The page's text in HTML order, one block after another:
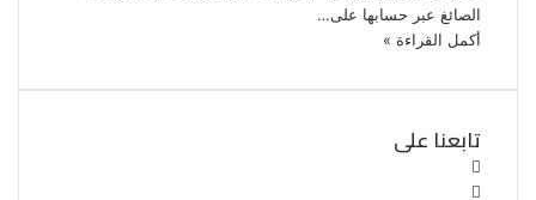
الصائغ عبر حسابها على…
أكمل القراءة »
تابعنا على